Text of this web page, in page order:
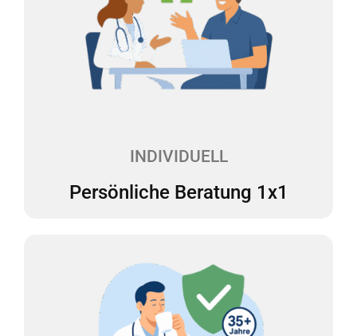
INDIVIDUELL
Persönliche Beratung 1x1
Persönliche Beratung 1x1
Sie haben Fragen oder müssen eine wichtige
Entscheidung treffen? Bei uns haben Sie einen
festen Ansprechpartner, der Ihnen mit Rat und Tat
35 Jahre Steuer-Expertise